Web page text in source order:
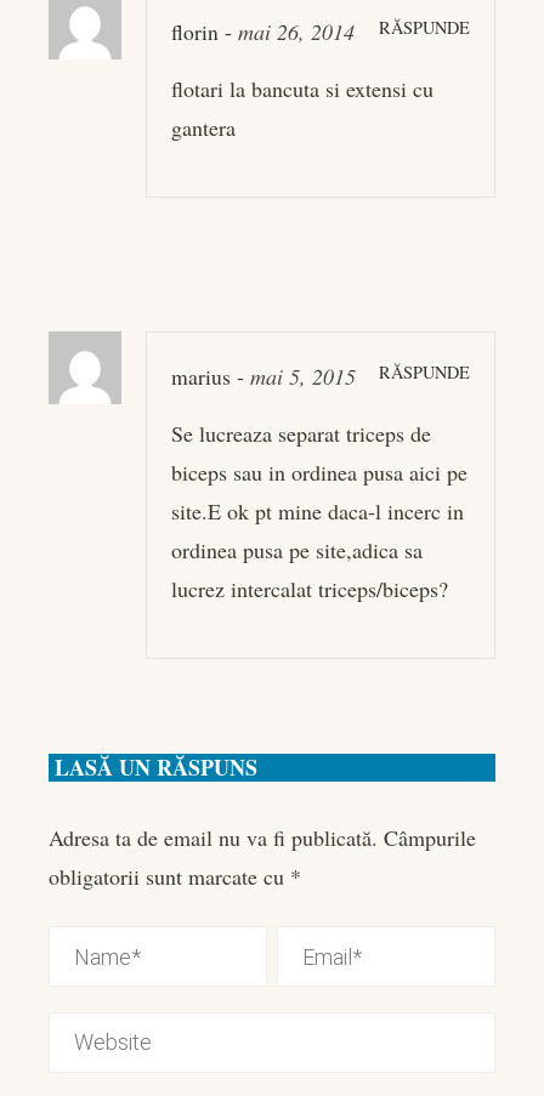
florin - mai 26, 2014 RĂSPUNDE
flotari la bancuta si extensi cu
gantera
marius - mai 5, 2015 RĂSPUNDE
Se lucreaza separat triceps de
biceps sau in ordinea pusa aici pe
site.E ok pt mine daca-l incerc in
ordinea pusa pe site,adica sa
lucrez intercalat triceps/biceps?
LASĂ UN RĂSPUNS
Adresa ta de email nu va fi publicată. Câmpurile
obligatorii sunt marcate cu *